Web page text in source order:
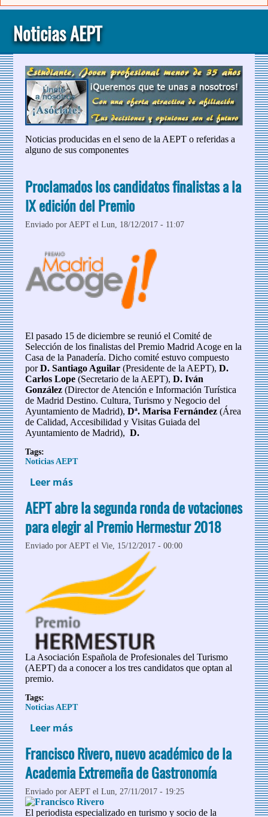
Noticias AEPT
Noticias producidas en el seno de la AEPT o referidas a
alguno de sus componentes
Proclamados los candidatos finalistas a la
IX edición del Premio
Enviado porAEPT el Lun, 18/12/2017 - 11:07
El pasado 15 de diciembre se reunió el Comité de
Selección de los finalistas del Premio Madrid Acoge en la
Casa de la Panadería. Dicho comité estuvo compuesto
porD. Santiago Aguilar (Presidente de la AEPT),D.
Carlos Lope (Secretario de la AEPT),D. Iván
González (Director de Atención e Información Turística
de Madrid Destino. Cultura, Turismo y Negocio del
Ayuntamiento de Madrid),Dª. Marisa Fernández (Área
de Calidad, Accesibilidad y Visitas Guiada del
Ayuntamiento de Madrid), D.
Tags:
Noticias AEPT
Leer más
AEPT abre la segunda ronda de votaciones
para elegir al Premio Hermestur 2018
Enviado porAEPT el Vie, 15/12/2017 - 00:00
La Asociación Española de Profesionales del Turismo
(AEPT) da a conocer a los tres candidatos que optan al
premio.
Tags:
Noticias AEPT
Leer más
Hermestur 2018
Francisco Rivero, nuevo académico de la
Academia Extremeña de Gastronomía
Enviado porAEPT el Lun, 27/11/2017 - 19:25
El periodista especializado en turismo y socio de la